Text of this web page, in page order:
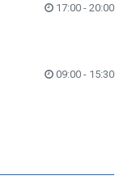
17:00 - 20:00
09:00 - 15:30